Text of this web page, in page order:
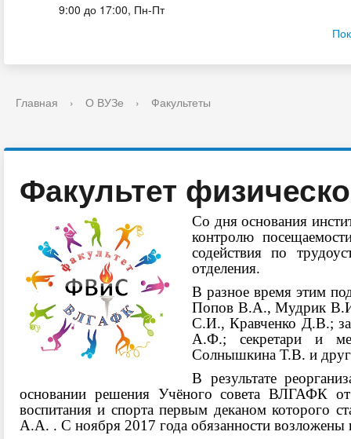
9:00 до 17:00, Пн-Пт
Главная › О ВУЗе › Факультеты
Факультет
Со дня основания
контролю
содействия по
отделения.
В разное время этим
Попов В.А., Мудрик
С.И., Кравченко Д.В.;
А.Ф.; секретари и
Солнышкина Т.В. и
В результате
основании решения Учёного совета ВЛГАФК
воспитания и спорта первым деканом которого
А.А. . С ноября 2017 года обязанности